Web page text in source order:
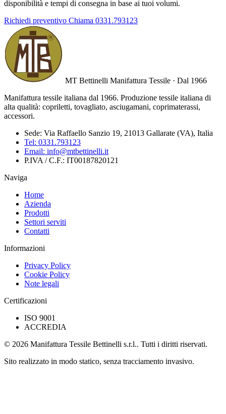
disponibilità e tempi di consegna in base ai tuoi volumi.
Richiedi preventivo Chiama 0331.793123
MT Bettinelli Manifattura Tessile · Dal 1966
Manifattura tessile italiana dal 1966. Produzione tessile italiana di
alta qualità: copriletti, tovagliato, asciugamani, coprimaterassi,
accessori.
Sede: Via Raffaello Sanzio 19, 21013 Gallarate (VA), Italia
Tel: 0331.793123
Email: info@mtbettinelli.it
P.IVA / C.F.: IT00187820121
Naviga
Home
Azienda
Prodotti
Settori serviti
Contatti
Informazioni
Privacy Policy
Cookie Policy
Note legali
Certificazioni
ISO 9001
ACCREDIA
© 2026 Manifattura Tessile Bettinelli s.r.l.. Tutti i diritti riservati.
Sito realizzato in modo statico, senza tracciamento invasivo.